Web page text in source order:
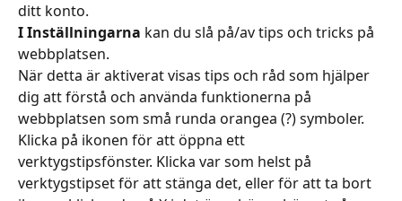
ditt konto.
I Inställningarna kan du slå på/av tips och tricks på
webbplatsen.
När detta är aktiverat visas tips och råd som hjälper
dig att förstå och använda funktionerna på
webbplatsen som små runda orangea (?) symboler.
Klicka på ikonen för att öppna ett
verktygstipsfönster. Klicka var som helst på
verktygstipset för att stänga det, eller för att ta bort